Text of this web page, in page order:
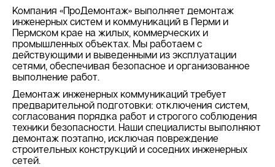
Компания «ПроДемонтаж» выполняет демонтаж
инженерных систем и коммуникаций в Перми и
Пермском крае на жилых, коммерческих и
промышленных объектах. Мы работаем с
действующими и выведенными из эксплуатации
сетями, обеспечивая безопасное и организованное
выполнение работ.
Демонтаж инженерных коммуникаций требует
предварительной подготовки: отключения систем,
согласования порядка работ и строгого соблюдения
техники безопасности. Наши специалисты выполняют
демонтаж поэтапно, исключая повреждение
строительных конструкций и соседних инженерных
сетей.